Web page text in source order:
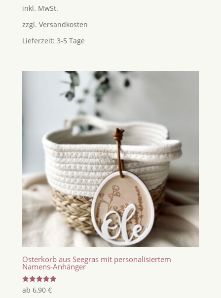
von 5
inkl. MwSt.
zzgl. Versandkosten
Lieferzeit: 3-5 Tage
Osterkorb aus Seegras mit personalisiertem
Namens-Anhänger
Bewertet
mit
ab 6,90 €